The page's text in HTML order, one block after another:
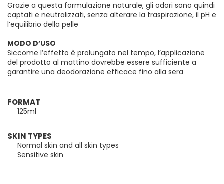
Grazie a questa formulazione naturale, gli odori sono quindi
captati e neutralizzati, senza alterare la traspirazione, il pH e
l’equilibrio della pelle
MODO D’USO
Siccome l’effetto è prolungato nel tempo, l’applicazione
del prodotto al mattino dovrebbe essere sufficiente a
garantire una deodorazione efficace fino alla sera
FORMAT
125ml
SKIN TYPES
Normal skin and all skin types
Sensitive skin